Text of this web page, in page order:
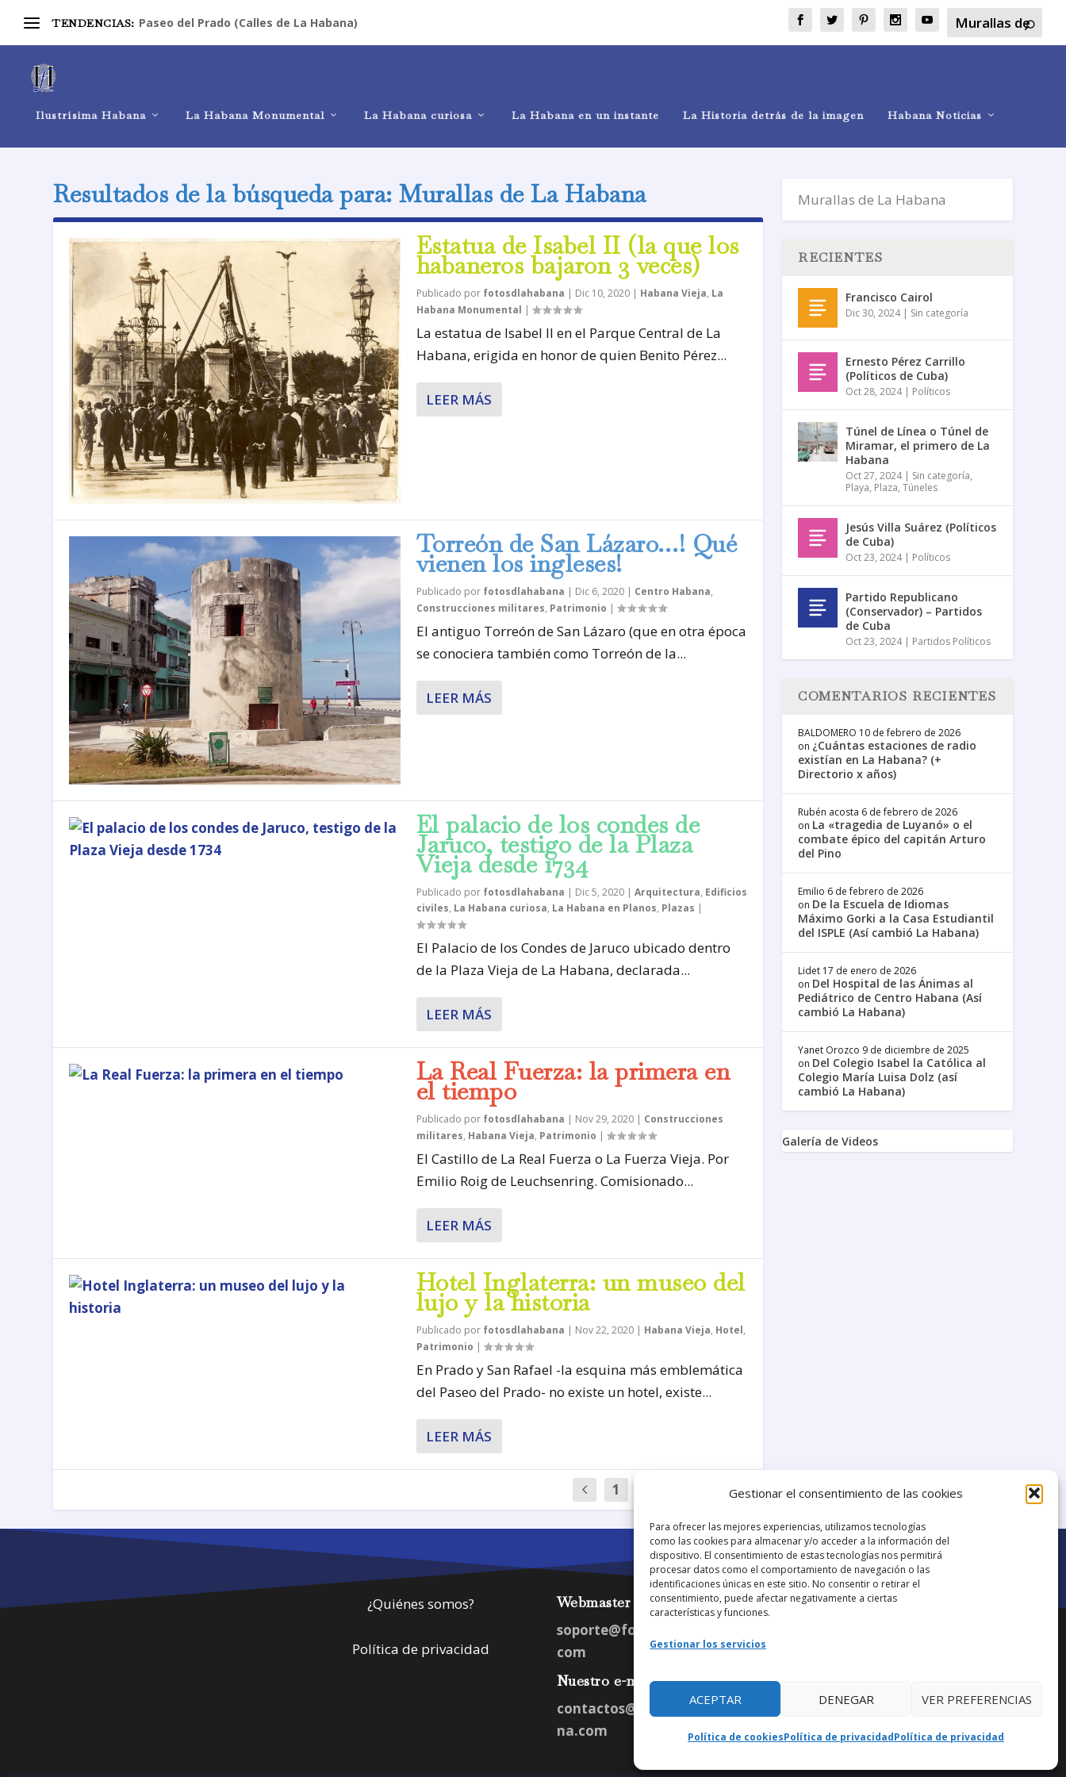
Gestionar el consentimiento de las cookies
Para ofrecer las mejores experiencias, utilizamos tecnologías
como las cookies para almacenar y/o acceder a la información del
dispositivo. El consentimiento de estas tecnologías nos permitirá
procesar datos como el comportamiento de navegación o las
identificaciones únicas en este sitio. No consentir o retirar el
consentimiento, puede afectar negativamente a ciertas
características y funciones.
Gestionar los servicios
ACEPTAR DENEGAR VER PREFERENCIAS
Política de cookiesPolítica de privacidadPolítica de privacidad
TENDENCIAS: Paseo del Prado (Calles de La Habana)
Ilustrísima Habana La Habana Monumental La Habana curiosa La Habana en un instante La Historia detrás de la imagen Habana Noticias
Resultados de la búsqueda para: Murallas de La Habana
Estatua de Isabel II (la que los
habaneros bajaron 3 veces)
Publicado por fotosdlahabana | Dic 10, 2020| Habana Vieja, La
Habana Monumental |
La estatua de Isabel II en el Parque Central de La
Habana, erigida en honor de quien Benito Pérez...
LEER MÁS
Torreón de San Lázaro…! Qué
vienen los ingleses!
Publicado por fotosdlahabana | Dic 6, 2020| Centro Habana,
Construcciones militares, Patrimonio |
El antiguo Torreón de San Lázaro (que en otra época
se conociera también como Torreón de la...
LEER MÁS
El palacio de los condes de
Jaruco, testigo de la Plaza
Vieja desde 1734
Publicado por fotosdlahabana | Dic 5, 2020| Arquitectura, Edificios
civiles, La Habana curiosa, La Habana en Planos, Plazas |
El Palacio de los Condes de Jaruco ubicado dentro
de la Plaza Vieja de La Habana, declarada...
LEER MÁS
La Real Fuerza: la primera en
el tiempo
Publicado por fotosdlahabana | Nov 29, 2020| Construcciones
militares, Habana Vieja, Patrimonio |
El Castillo de La Real Fuerza o La Fuerza Vieja. Por
Emilio Roig de Leuchsenring. Comisionado...
LEER MÁS
Hotel Inglaterra: un museo del
lujo y la historia
Publicado por fotosdlahabana | Nov 22, 2020| Habana Vieja, Hotel,
Patrimonio |
En Prado y San Rafael -la esquina más emblemática
del Paseo del Prado- no existe un hotel, existe...
LEER MÁS
1 15
RECIENTES
Francisco Cairol
Dic 30, 2024| Sin categoría
Ernesto Pérez Carrillo
(Políticos de Cuba)
Oct 28, 2024| Políticos
Túnel de Línea o Túnel de
Miramar, el primero de La
Habana
Oct 27, 2024| Sin categoría,
Playa, Plaza,Túneles
Jesús Villa Suárez (Políticos
de Cuba)
Oct 23, 2024| Políticos
Partido Republicano
(Conservador) – Partidos
de Cuba
Oct 23, 2024| Partidos Políticos
COMENTARIOS RECIENTES
BALDOMERO 10 de febrero de 2026
on ¿Cuántas estaciones de radio
existían en La Habana? (+
Directorio x años)
Rubén acosta 6 de febrero de 2026
on La «tragedia de Luyanó» o el
combate épico del capitán Arturo
del Pino
Emilio 6 de febrero de 2026
on De la Escuela de Idiomas
Máximo Gorki a la Casa Estudiantil
del ISPLE (Así cambió La Habana)
Lidet 17 de enero de 2026
on Del Hospital de las Ánimas al
Pediátrico de Centro Habana (Así
cambió La Habana)
Yanet Orozco 9 de diciembre de 2025
on Del Colegio Isabel la Católica al
Colegio María Luisa Dolz (así
cambió La Habana)
Galería de Videos
¿Quiénes somos?
Política de privacidad
Webmaster
soporte@fotosdlahabana.
com
Nuestro e-mail:
contactos@fotosdlahaba
na.com